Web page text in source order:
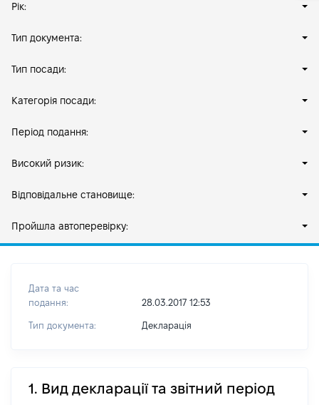
Рік:
Тип документа:
Тип посади:
Категорія посади:
Період подання:
Високий ризик:
Відповідальне становище:
Пройшла автоперевірку:
Дата та час
подання:
28.03.2017 12:53
Тип документа: Декларація
1. Вид декларації та звітний період